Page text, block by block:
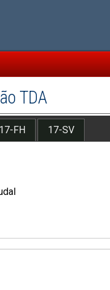
TDA
17-FH 17-SV